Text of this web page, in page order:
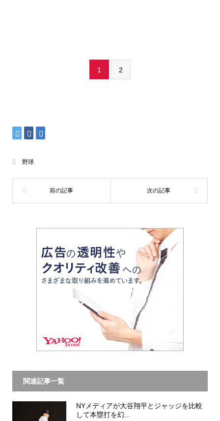
1 2
野球
関連記事一覧
NYメディアが大谷翔平とジャッジを比較
して本塁打を幻...